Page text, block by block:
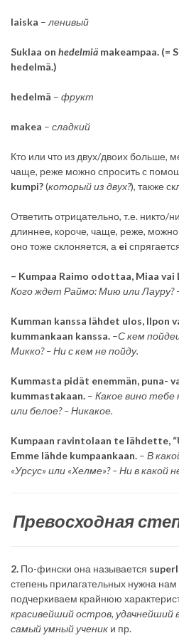
laiska – ленивый
Suklaa on hedelmiä makeampaa. (=
hedelmä.)
hedelmä – фрукт
makea – сладкий
Кто или что из двух/двоих больше,
чаще, реже можно спросить с
kumpi?(который из двух?), также
Ответить отрицательно, т.е. никто/
длиннее, короче, чаще, реже,
оно тоже склоняется, а ei
– Kumpaa Raimo odottaa, Miaa vai
Когождет Раймо: Мию илиЛауру?
Kumman kanssa lähdet ulos, Ilpon
kummankaan kanssa. –Скем
Микко? – Нискемнепойду.
Kummasta pidät enemmän, puna-
kummastakaan. – Какое вино тебе
или белое? – Никакое.
Kumpaan ravintolaan te lähdette,
Emme lähde kumpaankaan. – В
«Урсус» или «Хелме»? – Ни в какой
Превосходная
2. По-фински она называется
степень прилагательных нужна нам
подчеркиваем крайнюю
красивейший остров,
самый умный ученик и пр.